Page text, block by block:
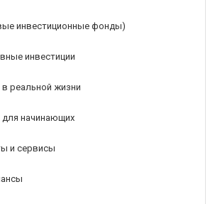
инвестиционные фонды)
инвестиции
реальной жизни
для начинающих
и сервисы